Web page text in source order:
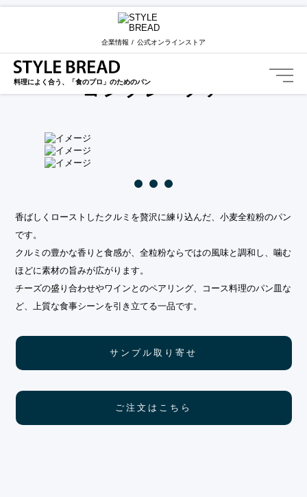
企業情報 公式オンラインストア
料理によく合う、「食のプロ」のためのパン
カテゴリー一覧 コンプレ・ノア
Complet aux noix
コンプレ・ノア
香ばしくローストしたクルミを贅沢に練り込んだ、小麦全粒粉のパン
です。
クルミの豊かな香りと食感が、全粒粉ならではの風味と調和し、噛む
ほどに素材の旨みが広がります。
チーズの盛り合わせやワインとのペアリング、コース料理のパン皿な
ど、上質な食事シーンを引き立てる一品です。
サンプル取り寄せ
ご注文はこちら